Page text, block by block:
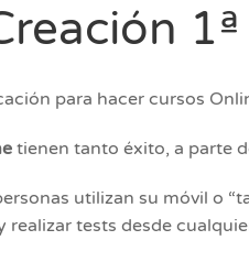
para hacer cursos
tienen tanto éxito, a parte
utilizan su móvil o
realizar tests desde